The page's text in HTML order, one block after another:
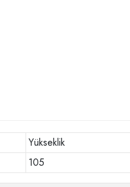
Yükseklik
105